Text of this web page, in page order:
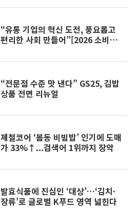
“유통 기업의 혁신 도전, 풍요롭고
편리한 사회 만들어”[2026 소비자
“전문점 수준 맛 낸다” GS25, 김밥
상품 전면 리뉴얼
제철코어 ‘봄동 비빔밥’ 인기에 도매
가 33%↑...검색어 1위까지 장악
발효식품에 진심인 ‘대상’…‘김치·
장류’로 글로벌 K푸드 영역 넓힌다